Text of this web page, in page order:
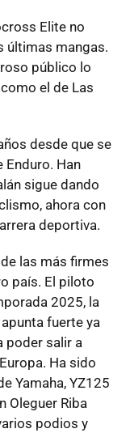
Elite no
últimas mangas.
público lo
el de Las
desde que se
Enduro. Han
sigue dando
ahora con
deportiva.
las más firmes
país. El piloto
2025, la
fuerte ya
poder salir a
Ha sido
Yamaha, YZ125
Oleguer Riba
podios y